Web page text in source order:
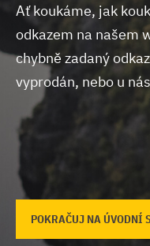
Ať koukáme, jak
odkazem na našem
chybně zadaný
vyprodán, nebo u
POKRAČUJ NA ÚVODNÍ